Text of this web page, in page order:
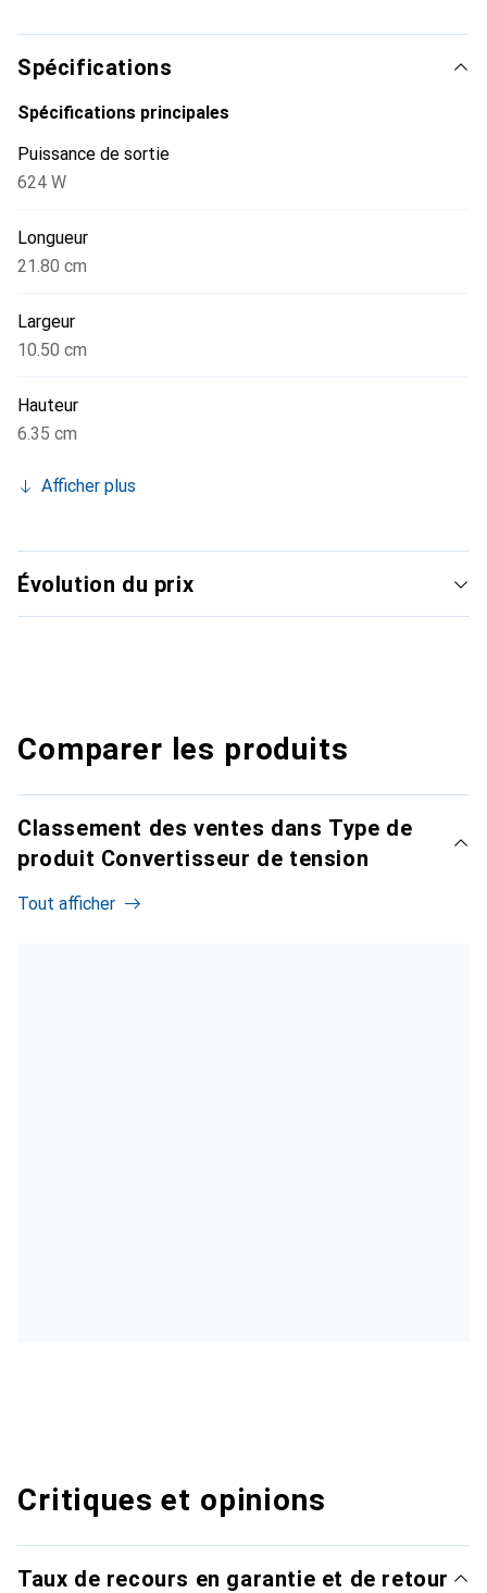
Spécifications
Spécifications principales
Puissance de sortie
624 W
Longueur
21.80 cm
Largeur
10.50 cm
Hauteur
6.35 cm
Afficher plus
Évolution du prix
Comparer les produits
Classement des ventes dans Type de
produit Convertisseur de tension
Tout afficher
Critiques et opinions
Taux de recours en garantie et de retour